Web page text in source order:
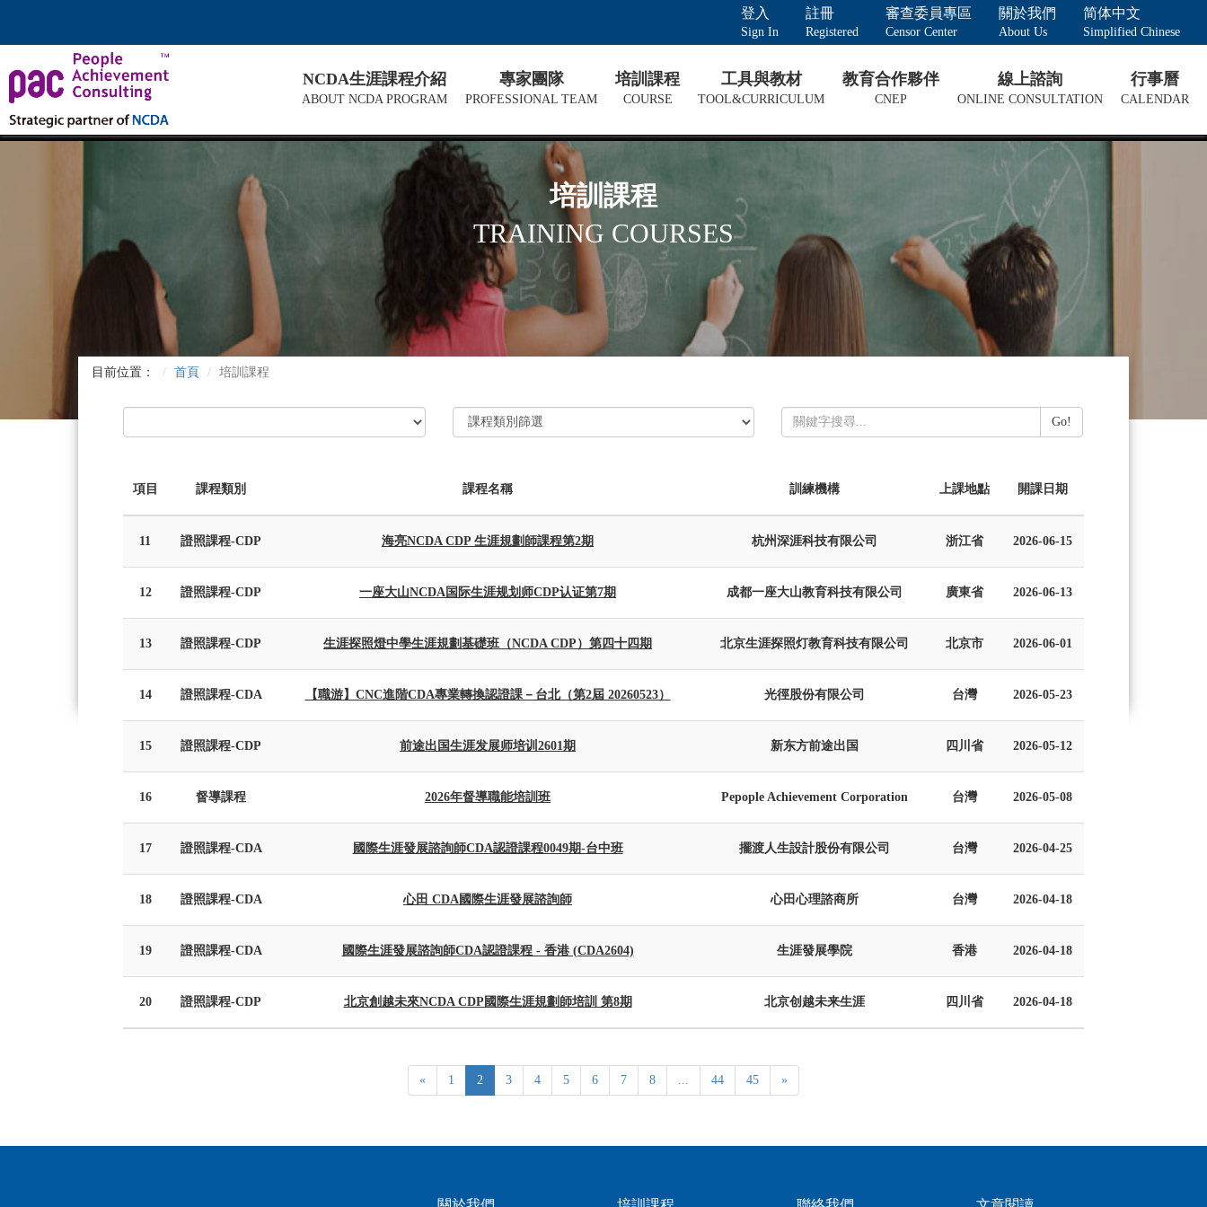
登入
Sign In
註冊
Registered
審查委員專區
Censor Center
關於我們
About Us
简体中文
Simplified Chinese
NCDA生涯課程介紹
ABOUT NCDA PROGRAM
專家團隊
PROFESSIONAL TEAM
培訓課程
COURSE
工具與教材
TOOL&CURRICULUM
教育合作夥伴
CNEP
線上諮詢
ONLINE CONSULTATION
行事曆
CALENDAR
培訓課程
TRAINING COURSES
目前位置： 首頁 培訓課程
Go!
項目 課程類別 課程名稱 訓練機構 上課地點 開課日期
11 證照課程-CDP 海亮NCDA CDP 生涯規劃師課程第2期 杭州深涯科技有限公司 浙江省 2026-06-15
12 證照課程-CDP 一座大山NCDA国际生涯规划师CDP认证第7期 成都一座大山教育科技有限公司 廣東省 2026-06-13
13 證照課程-CDP 生涯探照燈中學生涯規劃基礎班（NCDA CDP）第四十四期 北京生涯探照灯教育科技有限公司 北京市 2026-06-01
14 證照課程-CDA 【職游】CNC進階CDA專業轉換認證課－台北（第2屆 20260523） 光徑股份有限公司 台灣 2026-05-23
15 證照課程-CDP 前途出国生涯发展师培训2601期 新东方前途出国 四川省 2026-05-12
16 督導課程 2026年督導職能培訓班 Pepople Achievement Corporation 台灣 2026-05-08
17 證照課程-CDA 國際生涯發展諮詢師CDA認證課程0049期-台中班 擺渡人生設計股份有限公司 台灣 2026-04-25
18 證照課程-CDA 心田 CDA國際生涯發展諮詢師 心田心理諮商所 台灣 2026-04-18
19 證照課程-CDA 國際生涯發展諮詢師CDA認證課程 - 香港 (CDA2604) 生涯發展學院 香港 2026-04-18
20 證照課程-CDP 北京創越未來NCDA CDP國際生涯規劃師培訓 第8期 北京创越未来生涯 四川省 2026-04-18
« 1 2 3 4 5 6 7 8 ... 44 45 »